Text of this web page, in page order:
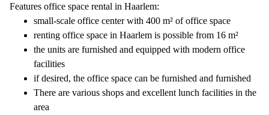
Features office space rental in Haarlem:
small-scale office center with 400 m² of office space
renting office space in Haarlem is possible from 16 m²
the units are furnished and equipped with modern office
facilities
if desired, the office space can be furnished and furnished
There are various shops and excellent lunch facilities in the
area